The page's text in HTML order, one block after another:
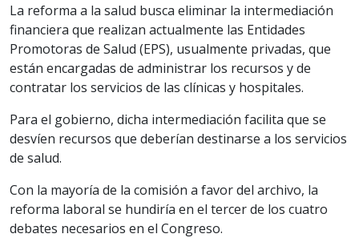
La reforma a la salud busca eliminar la intermediación
financiera que realizan actualmente las Entidades
Promotoras de Salud (EPS), usualmente privadas, que
están encargadas de administrar los recursos y de
contratar los servicios de las clínicas y hospitales.
Para el gobierno, dicha intermediación facilita que se
desvíen recursos que deberían destinarse a los servicios
de salud.
Con la mayoría de la comisión a favor del archivo, la
reforma laboral se hundiría en el tercer de los cuatro
debates necesarios en el Congreso.